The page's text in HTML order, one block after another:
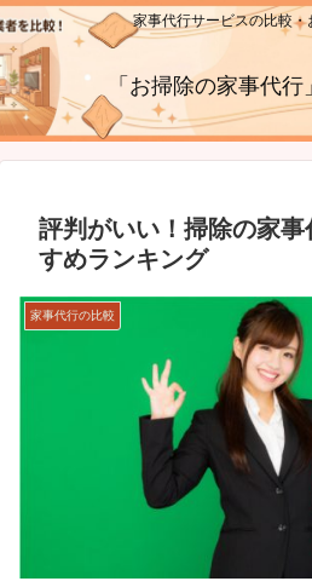
家事代行サービスの比較・
「お掃除の家事代
評判がいい！掃除の家
すめランキング
家事代行の比較